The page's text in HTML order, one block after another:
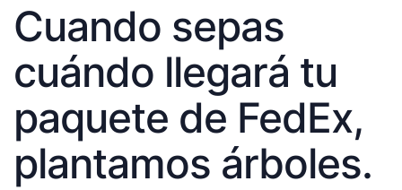
Cuando sepas
cuándo llegará tu
paquete de FedEx,
plantamos árboles.